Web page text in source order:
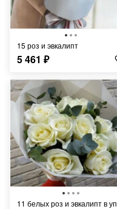
15 роз и эвкалипт
5 461 ₽
11 белых роз и эвкалипт в упаковке